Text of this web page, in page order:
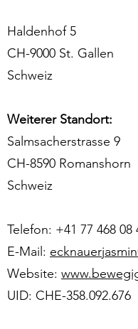
Haldenhof 5
CH-9000 St. Gallen
Schweiz
Weiterer Standort:
Salmsacherstrasse 9
CH-8590 Romanshorn
Schweiz
Telefon: +41 77 468 08
E-Mail:
Website:
UID: CHE-358.092.676